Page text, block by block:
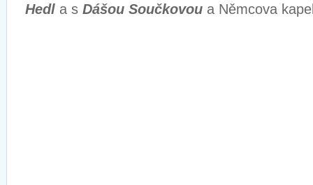
Hedl a s Dášou Součkovou a Němcova